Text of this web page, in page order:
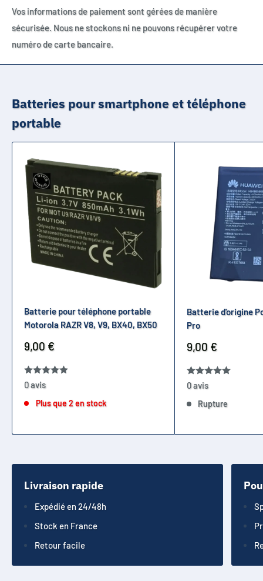
Vos informations de paiement sont gérées de manière
sécurisée. Nous ne stockons ni ne pouvons récupérer votre
numéro de carte bancaire.
Batteries pour smartphone et téléphone
portable
Batterie pour téléphone portable
Motorola RAZR V8, V9, BX40, BX50
Prix
réduit
9,00 €
0 avis
Plus que 2 en stock
Batterie d'origine
Pro
Prix
réduit
9,00 €
0 avis
Rupture
Livraison rapide
Expédié en 24/48h
Stock en France
Retour facile